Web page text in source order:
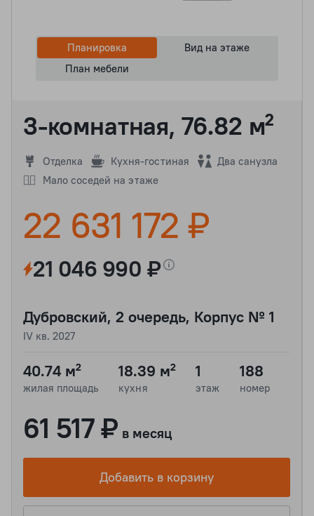
3-комнатная, 76.82 м²
Отделка Кухня-гостиная
Два санузла
Мало соседей на этаже
22 631 172 ₽
21 046 990 ₽
Дубровский, 2 очередь, Корпус № 1
IV кв. 2027
40.74 м²
жилая площадь
18.39 м²
кухня
1
этаж
188
номер
61 517 ₽ в месяц
Добавить в корзину
Планировка
Вид на этаже
План мебели